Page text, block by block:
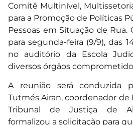
Comitê Multinível,
para a Promoção de Políticas
Pessoas em Situação de
para segunda-feira (9/9), das
no auditório da Escola
diversos órgãos
A reunião será conduzida
Tutmés Airan, coordenador
Tribunal de Justiça de
formalizou a solicitação para